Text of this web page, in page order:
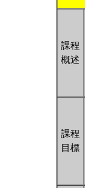
課程
概述
課程
目標